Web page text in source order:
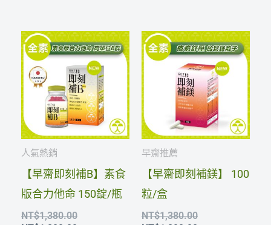
人氣熱銷
【早齋即刻補B】素食
版合力他命 150錠/瓶
NT$1,380.00
原
始
格：
NT$1,380.00。
目
前
格：
NT$1,200.00。
早齋推薦
【早齋即刻補鎂】 100
粒/盒
NT$1,380.00
原
始
價
格：
NT$1,380.00。
目
前
價
格：
NT$1,200.00。